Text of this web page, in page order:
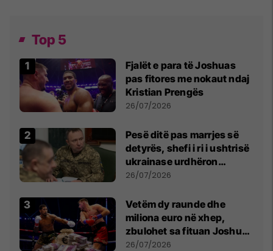
Top 5
Fjalët e para të Joshuas
pas fitores me nokaut ndaj
Kristian Prengës
26/07/2026
Pesë ditë pas marrjes së
detyrës, shefi i ri i ushtrisë
ukrainase urdhëron
kontroll të madh
26/07/2026
Vetëm dy raunde dhe
miliona euro në xhep,
zbulohet sa fituan Joshua
e Prenga
26/07/2026